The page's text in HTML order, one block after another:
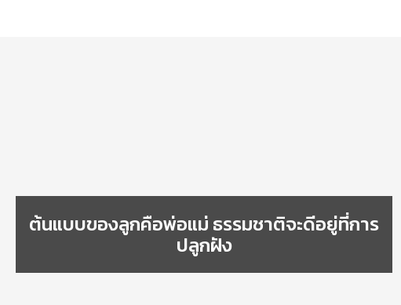
ต้นแบบของลูกคือพ่อแม่ ธรรมชาติจะดีอยู่ที่การ
ปลูกฝัง